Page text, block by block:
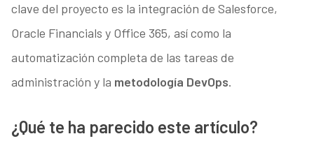
clave del proyecto es la integración de Salesforce,
Oracle Financials y Office 365, así como la
automatización completa de las tareas de
administración y la metodología DevOps.
¿Qué te ha parecido este artículo?